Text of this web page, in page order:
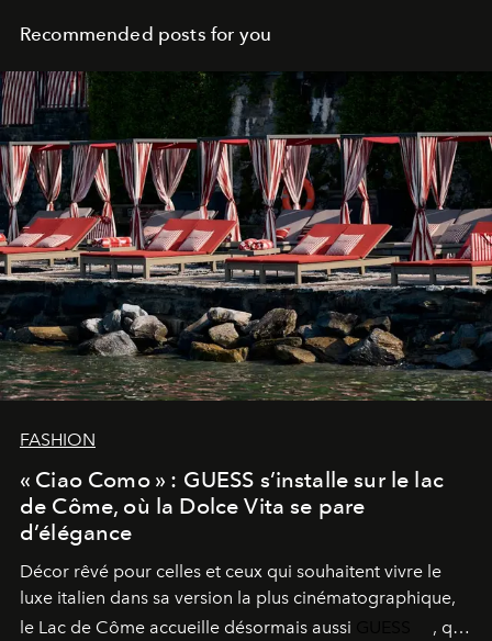
Recommended posts for you
FASHION
« Ciao Como » : GUESS s’installe sur le lac
de Côme, où la Dolce Vita se pare
d’élégance
Décor rêvé pour celles et ceux qui souhaitent vivre le
luxe italien dans sa version la plus cinématographique,
le Lac de Côme accueille désormais aussi
, qui